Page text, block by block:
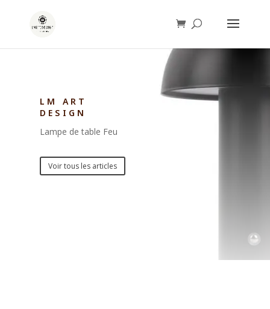
LM ART
DESIGN
Lampe de table Feu
Voir tous les articles